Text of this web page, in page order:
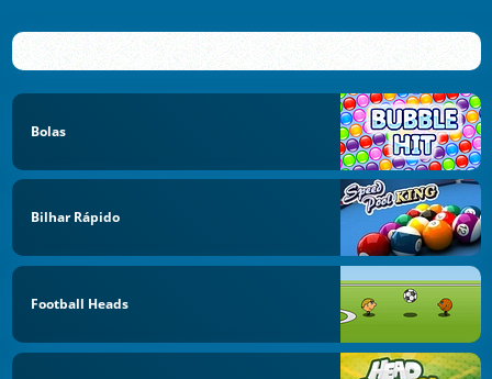
Bolas
Bilhar Rápido
Football Heads